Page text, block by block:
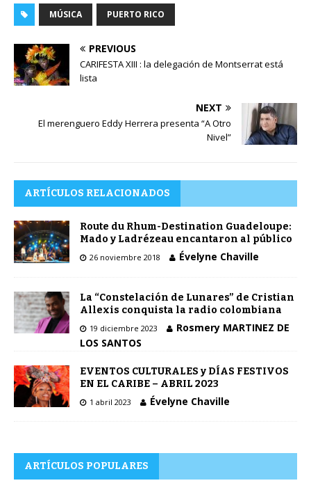
MÚSICA PUERTO RICO
PREVIOUS
CARIFESTA XIII : la delegación de Montserrat está
lista
NEXT
El merenguero Eddy Herrera presenta “A Otro
Nivel”
ARTÍCULOS RELACIONADOS
Route du Rhum-Destination Guadeloupe:
Mado y Ladrézeau encantaron al público
26 noviembre 2018 Évelyne Chaville
La “Constelación de Lunares” de Cristian
Allexis conquista la radio colombiana
19 diciembre 2023
Rosmery MARTINEZ DE
LOS SANTOS
EVENTOS CULTURALES y DÍAS FESTIVOS
EN EL CARIBE – ABRIL 2023
1 abril 2023 Évelyne Chaville
ARTÍCULOS POPULARES